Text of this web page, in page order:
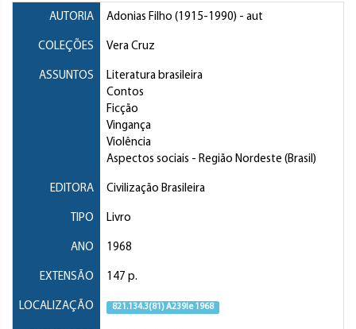
AUTORIA Adonias Filho (1915-1990) - aut
COLEÇÕES Vera Cruz
ASSUNTOS
Literatura brasileira
Contos
Ficção
Vingança
Violência
Aspectos sociais - Região Nordeste (Brasil)
EDITORA Civilização Brasileira
TIPO Livro
ANO 1968
EXTENSÃO 147 p.
LOCALIZAÇÃO 821.134.3(81) A239le 1968